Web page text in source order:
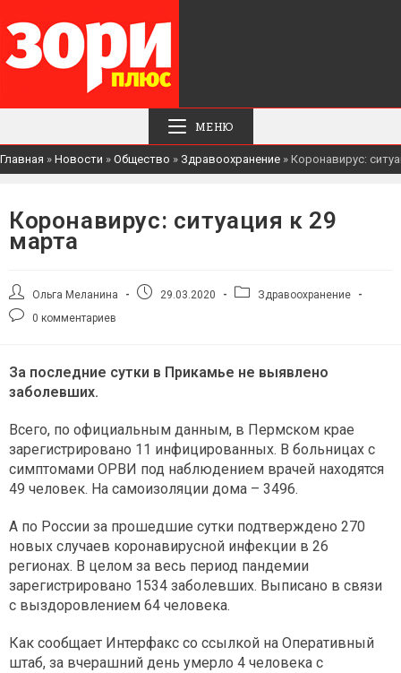
МЕНЮ
Главная » Новости » Общество » Здравоохранение » Коронавирус:
Коронавирус: ситуация к 29
марта
Автор
записи:
Ольга Меланина
Запись29.03.2020
РубрикаЗдравоохранение
Комментарии
0 комментариев
За последние сутки в Прикамье не выявлено
заболевших.
Всего, по официальным данным, в Пермском крае
зарегистрировано 11 инфицированных. В больницах с
симптомами ОРВИ под наблюдением врачей находятся
49 человек. На самоизоляции дома – 3496.
А по России за прошедшие сутки подтверждено 270
новых случаев коронавирусной инфекции в 26
регионах. В целом за весь период пандемии
зарегистрировано 1534 заболевших. Выписано в связи
с выздоровлением 64 человека.
Как сообщает Интерфакс со ссылкой на Оперативный
штаб, за вчерашний день умерло 4 человека с